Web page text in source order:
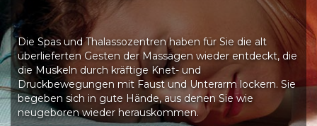
Die Spas und Thalassozentren haben für Sie die alt
überlieferten Gesten der Massagen wieder entdeckt, die
die Muskeln durch kräftige Knet- und
Druckbewegungen mit Faust und Unterarm lockern. Sie
begeben sich in gute Hände, aus denen Sie wie
neugeboren wieder herauskommen.